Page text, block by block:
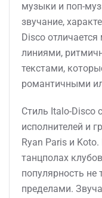
музыки и поп-
звучание,
Disco
линиями,
текстами,
романтичными
Стиль Italo-Disco
исполнителей и
Ryan Paris и
танцполах
популярность не
пределами.